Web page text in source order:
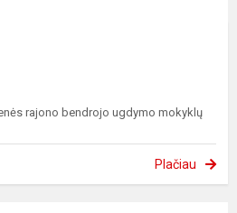
rajono bendrojo ugdymo mokyklų
Plačiau